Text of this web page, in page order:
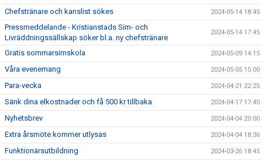
Chefstränare och kanslist sökes 2024-05-14 18:45
Pressmeddelande - Kristianstads Sim- och
Livräddningssällskap söker bl.a. ny chefstränare
2024-05-14 17:45
Gratis sommarsimskola 2024-05-09 14:15
Våra evenemang 2024-05-05 15:00
Para-vecka 2024-04-21 22:25
Sänk dina elkostnader och få 500 kr tillbaka 2024-04-17 17:40
Nyhetsbrev 2024-04-04 20:00
Extra årsmöte kommer utlysas 2024-04-04 18:36
Funktionärsutbildning 2024-03-26 18:45